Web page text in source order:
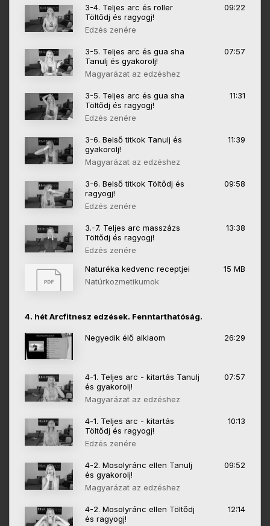
3-4. Teljes arc és roller
Töltődj és ragyogj!
09:22
Edzés zenére
3-5. Teljes arc és gua sha
Tanulj és gyakorolj!
07:57
Magyarázat az edzéshez
3-5. Teljes arc és gua sha
Töltődj és ragyogj!
11:31
Edzés zenére
3-6. Belső titkok Tanulj és
gyakorolj!
11:39
Magyarázat az edzéshez
3-6. Belső titkok Töltődj és
ragyogj!
09:58
Edzés zenére
3.-7. Teljes arc masszázs
Töltődj és ragyogj!
13:38
Edzés zenére
Naturéka kedvenc receptjei
15 MB
Natúrkozmetikumok
4. hét Arcfitnesz edzések. Fenntarthatóság.
Negyedik élő alklaom 26:29
4-1. Teljes arc - kitartás Tanulj
és gyakorolj!
07:57
Magyarázat az edzéshez
4-1. Teljes arc - kitartás
Töltődj és ragyogj!
10:13
Edzés zenére
4-2. Mosolyránc ellen Tanulj
és gyakorolj!
09:52
Magyarázat az edzéshez
4-2. Mosolyránc ellen Töltődj
és ragyogj!
12:14